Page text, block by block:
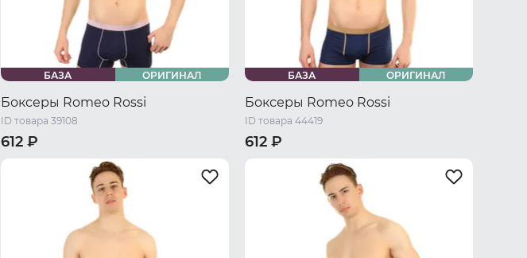
БАЗА ОРИГИНАЛ
Боксеры Romeo Rossi
ID товара 39108
612 ₽
46 RU / M
52 RU / XXL
54 RU / XXXL
58 RU / 5XL
62 RU / 7XL
БАЗА ОРИГИНАЛ
Боксеры Romeo Rossi
ID товара 44419
612 ₽
46 RU / M
52 RU / XXL
54 RU / XXXL
58 RU / 5XL
62 RU / 7XL